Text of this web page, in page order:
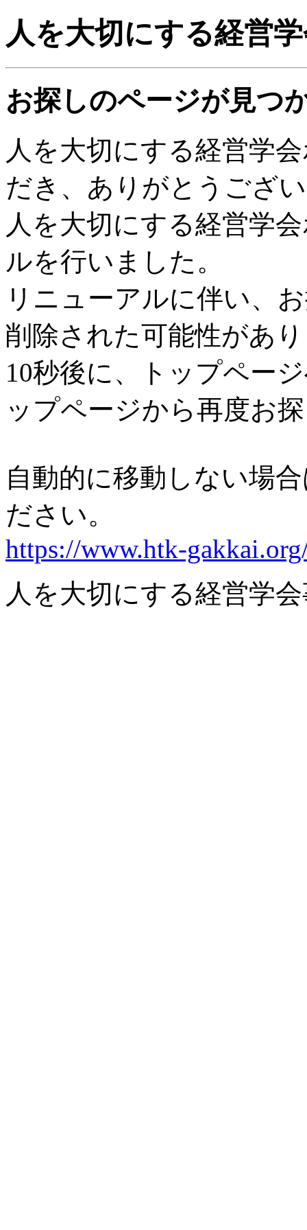
人を大切にする経営
お探しのページが見つ
人を大切にする経営学
だき、ありがとうござ
人を大切にする経営学
ルを行いました。
リニューアルに伴い、
削除された可能性があ
10秒後に、トップペー
ップページから再度お
自動的に移動しない場
ださい。
https://www.htk-
人を大切にする経営学